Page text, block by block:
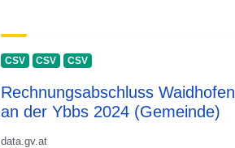
CSV CSV CSV
Rechnungsabschluss Waidhofen
an der Ybbs 2024 (Gemeinde)
data.gv.at